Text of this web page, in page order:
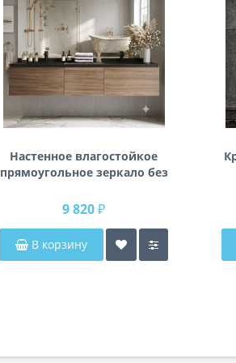
Настенное влагостойкое
прямоугольное зеркало без
см (1400 мм)
9 820 ₽
В корзину